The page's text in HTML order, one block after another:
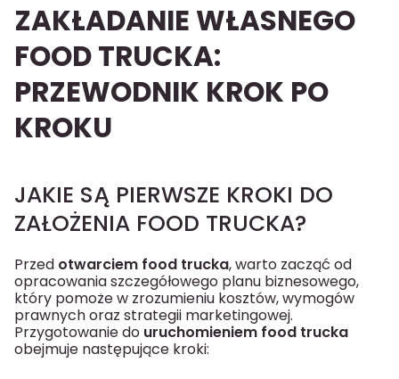
ZAKŁADANIE WŁASNEGO
FOOD TRUCKA:
PRZEWODNIK KROK PO
KROKU
JAKIE SĄ PIERWSZE KROKI DO
ZAŁOŻENIA FOOD TRUCKA?
Przed otwarciem food trucka, warto zacząć od
opracowania szczegółowego planu biznesowego,
który pomoże w zrozumieniu kosztów, wymogów
prawnych oraz strategii marketingowej.
Przygotowanie do uruchomieniem food trucka
obejmuje następujące kroki: